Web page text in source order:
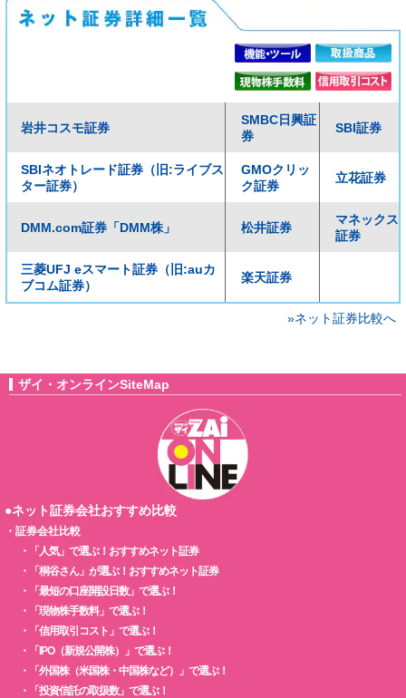
岩井コスモ証券
SMBC日興証
券
SBI証券
SBIネオトレード証券（旧:ライブス
ター証券）
GMOクリッ
ク証券
立花証券
DMM.com証券「DMM株」 松井証券
マネックス
証券
三菱UFJ eスマート証券（旧:auカ
ブコム証券）
楽天証券
»ネット証券比較へ
ザイ・オンラインSiteMap
●ネット証券会社おすすめ比較
・ 証券会社比較
・
「人気」で選ぶ！おすすめネット証券
・
「桐谷さん」が選ぶ！おすすめネット証券
・
「最短の口座開設日数」で選ぶ！
・
「現物株手数料」で選ぶ！
・
「信用取引コスト」で選ぶ！
・
「IPO（新規公開株）」で選ぶ！
・
「外国株（米国株・中国株など）」で選ぶ！
・
「投資信託の取扱数」で選ぶ！